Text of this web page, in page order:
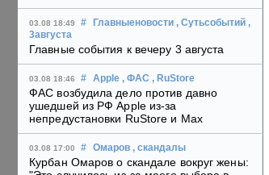
03.08 18:49 # Главныеновости , Сутьсобытий ,
3августа
Главные события к вечеру 3 августа
03.08 18:46 # Apple , ФАС , RuStore
ФАС возбудила дело против давно
ушедшей из РФ Apple из-за
непредустановки RuStore и Max
03.08 17:00 # Омаров , скандалы
Курбан Омаров о скандале вокруг жены: